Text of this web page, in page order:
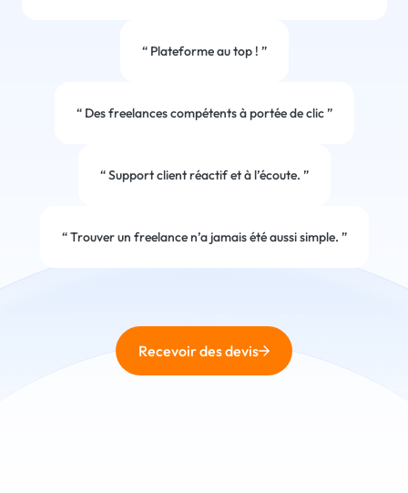
“Plateforme au top ! ”
“Des freelances compétents à portée de clic”
“Support client réactif et à l’écoute. ”
“Trouver un freelance n’a jamais été aussi simple. ”
Recevoir des devis